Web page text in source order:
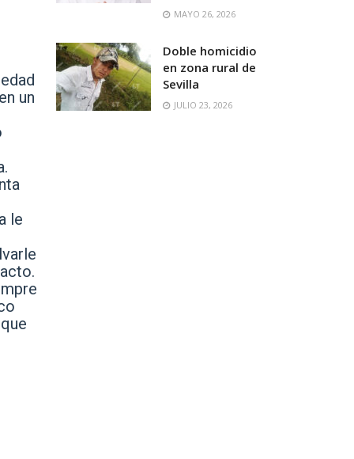
un
le
MAYO 26, 2026
Doble homicidio
en zona rural de
Sevilla
JULIO 23, 2026